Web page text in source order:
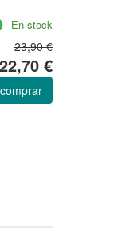
En stock
23,90 €
22,70 €
comprar